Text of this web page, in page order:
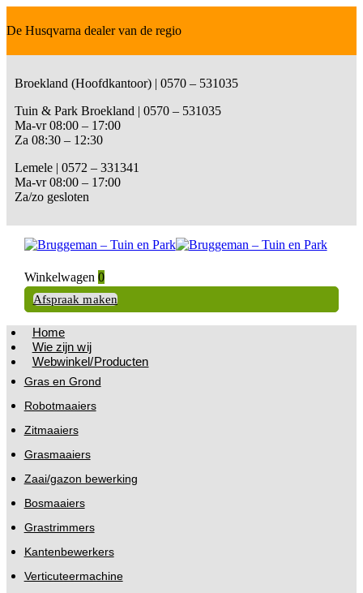
De Husqvarna dealer van de regio
Broekland (Hoofdkantoor) | 0570 – 531035
Tuin & Park Broekland | 0570 – 531035
Ma-vr 08:00 – 17:00
Za 08:30 – 12:30
Lemele | 0572 – 331341
Ma-vr 08:00 – 17:00
Za/zo gesloten
Winkelwagen 0
Afspraak maken
Home
Wie zijn wij
Webwinkel/Producten
Gras en Grond
Robotmaaiers
Zitmaaiers
Grasmaaiers
Zaai/gazon bewerking
Bosmaaiers
Grastrimmers
Kantenbewerkers
Verticuteermachine